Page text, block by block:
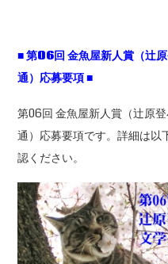
■第06回金魚屋新人賞（辻
通）応募要項■
第06回 金魚屋新人賞（辻原
通）応募要項です。詳細は以
認ください。